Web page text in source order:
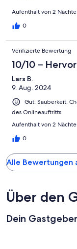
Aufenthalt von 2
0
Verifizierte Bewertung
10/10 –
Lars B.
9. Aug. 2024
Gut: Sauberkeit,
des Onlineauftritts
Aufenthalt von 2
0
Alle Bewertungen
Über den
Dein Gastgeber